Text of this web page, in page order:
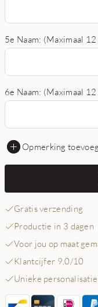
5e Naam: (Maximaal 12
6e Naam: (Maximaal 12
Opmerking
Gratis verzending
Productie in 3 dagen
Voor jou op maat
Klantcijfer 9,0/10
Unieke